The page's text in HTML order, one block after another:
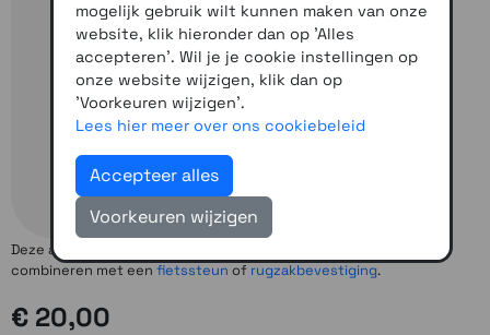
Deze adapter is noodzakelijk om de inReach Mini 3 Plus te
combineren met een fietssteun of rugzakbevestiging.
€ 20,00
mogelijk gebruik wilt kunnen maken van onze
website, klik hieronder dan op 'Alles
accepteren'. Wil je je cookie instellingen op
onze website wijzigen, klik dan op
'Voorkeuren wijzigen'.
Lees hier meer over ons cookiebeleid
Accepteer alles
Voorkeuren wijzigen